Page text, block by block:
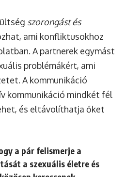
szorongást és
ami konfliktusokhoz
A partnerek egymást
problémákért, ami
A kommunikáció
kommunikáció mindkét fél
és eltávolíthatja őket
a pár felismerje a
a szexuális életre és